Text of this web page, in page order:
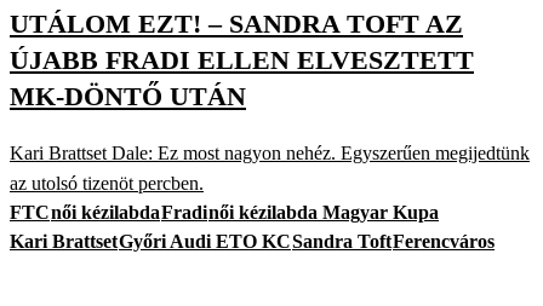
UTÁLOM EZT! – SANDRA TOFT AZ
ÚJABB FRADI ELLEN ELVESZTETT
MK-DÖNTŐ UTÁN
Kari Brattset Dale: Ez most nagyon nehéz. Egyszerűen megijedtünk
az utolsó tizenöt percben.
FTCnői kézilabdaFradinői kézilabda Magyar Kupa
Kari BrattsetGyőri Audi ETO KCSandra ToftFerencváros